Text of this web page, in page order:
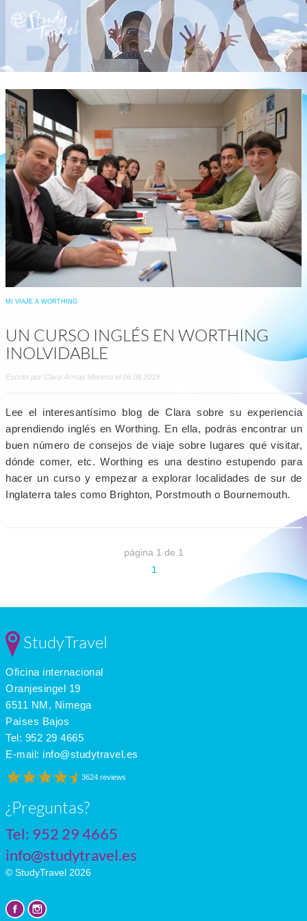
read
more
MI VIAJE A WORTHING
UN CURSO INGLÉS EN WORTHING
INOLVIDABLE
Escrito por Clara Armas Moreno el 06 08 2019
Lee el interesantísimo blog de Clara sobre su experiencia
aprendiendo inglés en Worthing. En ella, podrás encontrar un
buen número de consejos de viaje sobre lugares qué visitar,
dónde comer, etc. Worthing es una destino estupendo para
hacer un curso y empezar a explorar localidades de sur de
Inglaterra tales como Brighton, Porstmouth o Bournemouth.
página 1 de 1
1
StudyTravel
Oficina internacional
Oranjesingel 19
6511 NM, Nimega
Países Bajos
Tel: 952 29 4665
E-mail: info@studytravel.es
3624 reviews
¿Preguntas?
Tel: 952 29 4665
info@studytravel.es
© StudyTravel 2026